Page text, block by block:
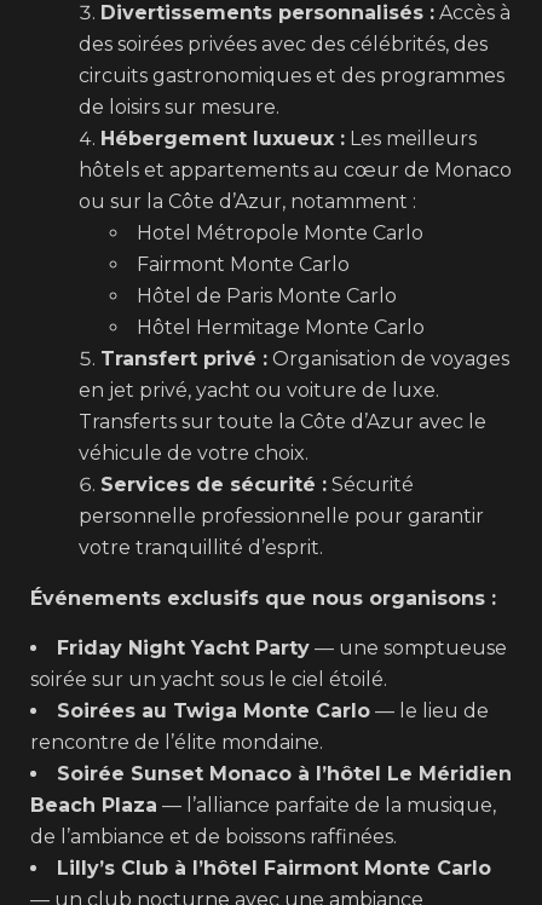
Divertissements personnalisés : Accès à
des soirées privées avec des célébrités, des
circuits gastronomiques et des programmes
de loisirs sur mesure.
Hébergement luxueux : Les meilleurs
hôtels et appartements au cœur de Monaco
ou sur la Côte d’Azur, notamment :
Hotel Métropole Monte Carlo
Fairmont Monte Carlo
Hôtel de Paris Monte Carlo
Hôtel Hermitage Monte Carlo
Transfert privé : Organisation de voyages
en jet privé, yacht ou voiture de luxe.
Transferts sur toute la Côte d’Azur avec le
véhicule de votre choix.
Services de sécurité : Sécurité
personnelle professionnelle pour garantir
votre tranquillité d’esprit.
Événements exclusifs que nous organisons :
Friday Night Yacht Party — une somptueuse
soirée sur un yacht sous le ciel étoilé.
Soirées au Twiga Monte Carlo — le lieu de
rencontre de l’élite mondaine.
Soirée Sunset Monaco à l’hôtel Le Méridien
Beach Plaza — l’alliance parfaite de la musique,
de l’ambiance et de boissons raffinées.
Lilly’s Club à l’hôtel Fairmont Monte Carlo
— un club nocturne avec une ambiance